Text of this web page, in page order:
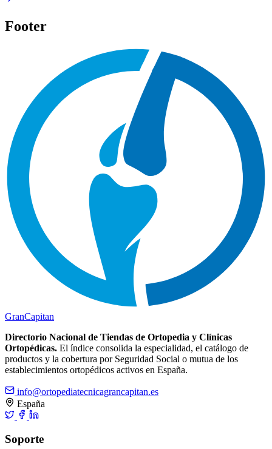
Footer
GranCapitan
Directorio Nacional de Tiendas de Ortopedia y Clínicas
Ortopédicas. El índice consolida la especialidad, el catálogo de
productos y la cobertura por Seguridad Social o mutua de los
establecimientos ortopédicos activos en España.
info@ortopediatecnicagrancapitan.es
España
Soporte